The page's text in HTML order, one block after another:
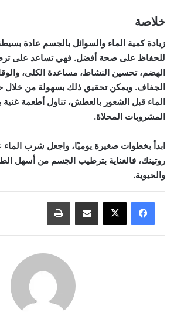
خلاصة
زيادة كمية الماء والسوائل بالجسم عادة
للحفاظ على صحة أفضل. فهي تساعد على
الهضم، تحسين النشاط، مساعدة الكلى،
الجفاف. ويمكن تحقيق ذلك بسهولة من
الماء قبل الشعور بالعطش، تناول أطعمة غنية
المشروبات المحلاة.
ابدأ بخطوات صغيرة يوميًا، واجعل شرب الماء
روتينك، فالعناية بترطيب الجسم من أسهل
والحيوية.
مشاركة عبر البريد طباعة